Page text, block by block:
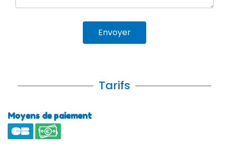
Envoyer
Tarifs
Moyens de paiement